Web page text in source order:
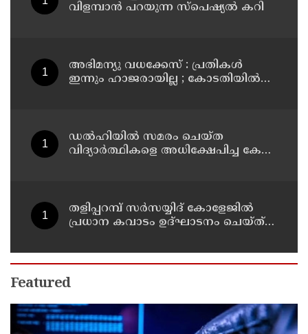
വിളമ്പാൻ പറയുന്ന സ്പെഷ്യൽ കറി
അഭിമന്യു വധക്കേസ് : പ്രതികൾ
ഇന്നും ഹാജരായില്ല ; കോടതിയിൽ
ഡൽഹിയിൽ സമരം ചെയ്ത
വിദ്യാർത്ഥികളെ അധിക്ഷേപിച്ച കേസ്
തളിപ്പറമ്പ് സർസയ്യിദ് കോളേജിൽ
പ്രധാന കവാടം ഉദ്ഘാടനം ചെയ്ത്
മന്ത്രിയുമായ പി കെ കുഞ്ഞാലിക്കുട്ടി
Featured